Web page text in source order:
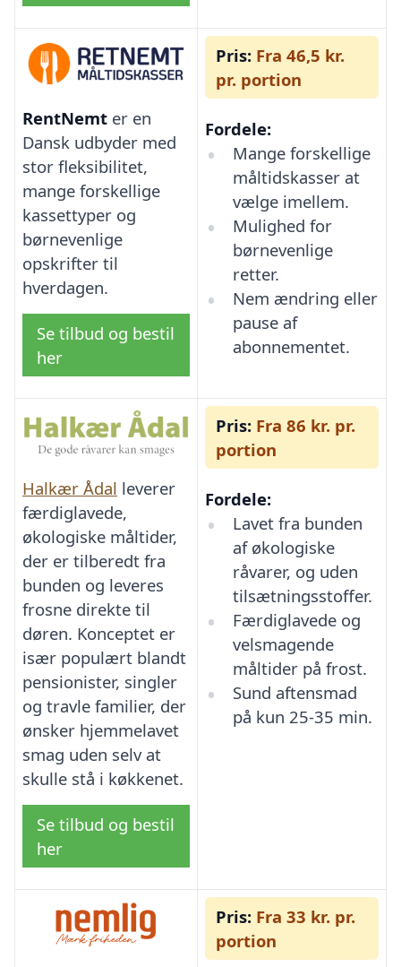
RentNemt er en
Dansk udbyder med
stor fleksibilitet,
mange forskellige
kassettyper og
børnevenlige
opskrifter til
hverdagen.
Se tilbud og bestil
her
Pris: Fra 46,5 kr.
pr. portion
Fordele:
Mange forskellige
måltidskasser at
vælge imellem.
Mulighed for
børnevenlige
retter.
Nem ændring eller
pause af
abonnementet.
Halkær Ådal leverer
færdiglavede,
økologiske måltider,
der er tilberedt fra
bunden og leveres
frosne direkte til
døren. Konceptet er
især populært blandt
pensionister, singler
og travle familier, der
ønsker hjemmelavet
smag uden selv at
skulle stå i køkkenet.
Se tilbud og bestil
her
Pris: Fra 86 kr. pr.
portion
Fordele:
Lavet fra bunden
af økologiske
råvarer, og uden
tilsætningsstoffer.
Færdiglavede og
velsmagende
måltider på frost.
Sund aftensmad
på kun 25-35 min.
Pris: Fra 33 kr. pr.
portion